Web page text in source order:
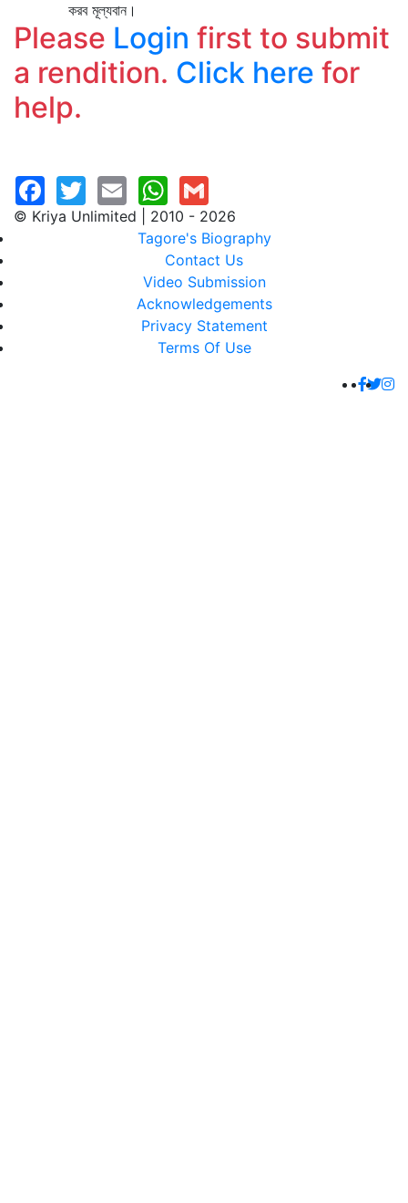
করব মূল্যবান।
Please Login first to submit
a rendition. Click here for
help.
© Kriya Unlimited | 2010 - 2026
Tagore's Biography
Contact Us
Video Submission
Acknowledgements
Privacy Statement
Terms Of Use